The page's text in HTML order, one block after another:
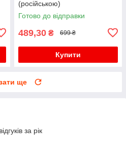
(російською)
Готово до відправки
489,30 ₴ 699 ₴
Купити
ще
за рік